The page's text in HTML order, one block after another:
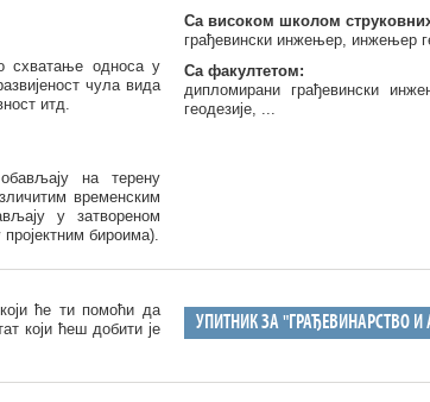
схватање односа у
чула вида
итд.
на терену
временским
у затвореном
бироима).
Са високом школом струковних
грађевински инжењер, инжењер
Са факултетом:
дипломирани грађевински
геодезије, ...
ће ти помоћи да
који ћеш добити је
УПИТНИК ЗА "ГРАЂЕВИНАРСТВО И